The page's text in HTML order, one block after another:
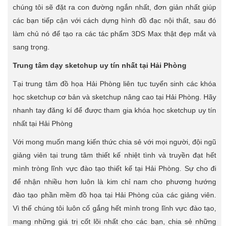
chúng tôi sẽ đặt ra con đường ngắn nhất, đơn giản nhất giúp
các bạn tiếp cận với cách dựng hình đồ đạc nội thất, sau đó
làm chủ nó để tạo ra các tác phẩm 3DS Max thật đẹp mắt và
sang trọng.
Trung tâm dạy sketchup uy tín nhất tại Hải Phòng
Tại trung tâm đồ họa Hải Phòng liên tục tuyển sinh các khóa
học sketchup cơ bản và sketchup nâng cao tại Hải Phòng. Hãy
nhanh tay đăng kí để được tham gia khóa học sketchup uy tín
nhất tại Hải Phòng
Với mong muốn mang kiến thức chia sẻ với mọi người, đội ngũ
giảng viên tại trung tâm thiết kế nhiệt tình và truyền đạt hết
mình tròng lĩnh vực đào tạo thiết kế tại Hải Phòng. Sự cho đi
để nhận nhiều hơn luôn là kim chỉ nam cho phương hướng
đào tạo phần mềm đồ họa tại Hải Phòng của các giảng viên.
Vì thế chúng tôi luôn cố gắng hết mình trong lĩnh vực đào tạo,
mang những giá trị cốt lõi nhất cho các bạn, chia sẻ những